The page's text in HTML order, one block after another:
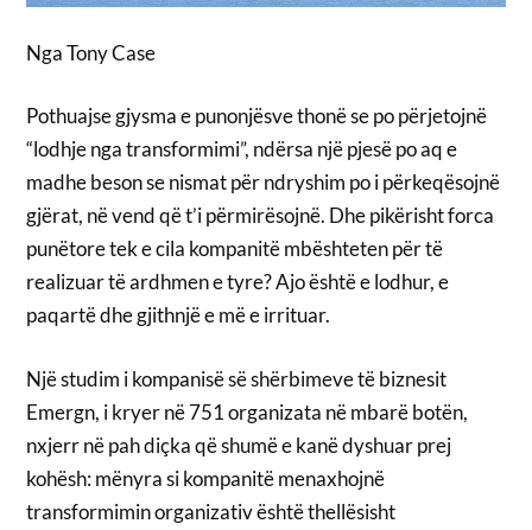
Nga Tony Case
Pothuajse gjysma e punonjësve thonë se po përjetojnë
“lodhje nga transformimi”, ndërsa një pjesë po aq e
madhe beson se nismat për ndryshim po i përkeqësojnë
gjërat, në vend që t’i përmirësojnë. Dhe pikërisht forca
punëtore tek e cila kompanitë mbështeten për të
realizuar të ardhmen e tyre? Ajo është e lodhur, e
paqartë dhe gjithnjë e më e irrituar.
Një studim i kompanisë së shërbimeve të biznesit
Emergn, i kryer në 751 organizata në mbarë botën,
nxjerr në pah diçka që shumë e kanë dyshuar prej
kohësh: mënyra si kompanitë menaxhojnë
transformimin organizativ është thellësisht